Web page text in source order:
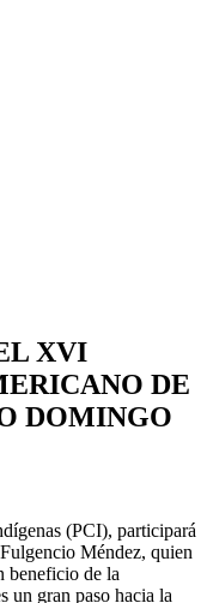
XVI
DE
DOMINGO
(PCI), participará
Méndez, quien
beneficio de la
un gran paso hacia la